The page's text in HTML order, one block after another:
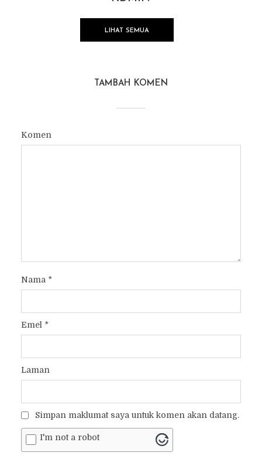
LIHAT SEMUA
TAMBAH KOMEN
Komen
Nama *
Emel *
Laman
Simpan maklumat saya untuk komen akan datang.
I'm not a robot